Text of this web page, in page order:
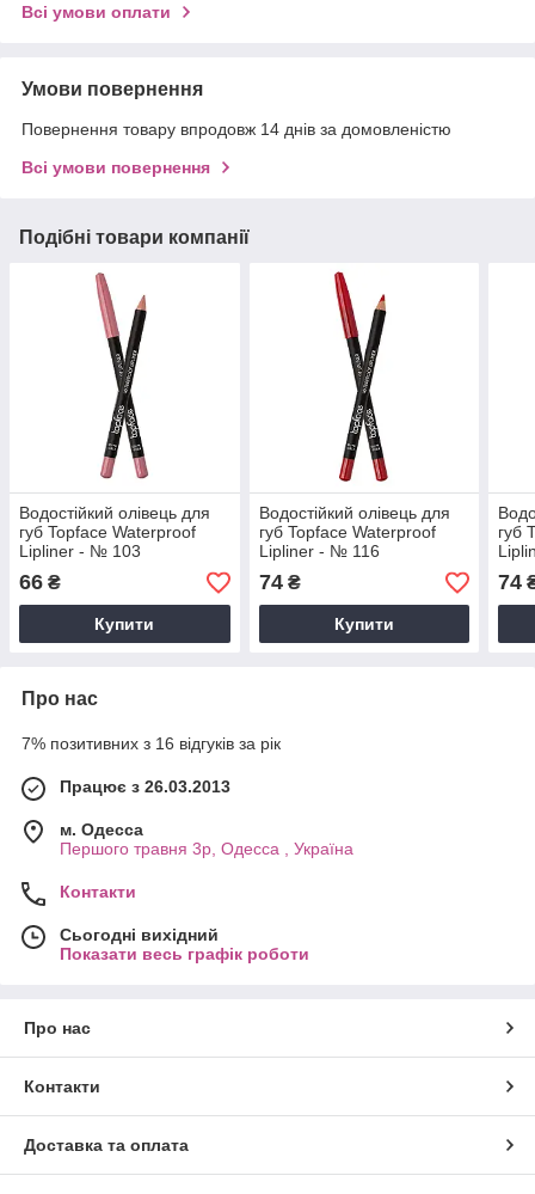
Всі умови оплати
Умови повернення
Повернення товару впродовж 14 днів за домовленістю
Всі умови повернення
Подібні товари компанії
Водостійкий олівець для
губ Topface Waterproof
Lipliner - № 103
66 ₴
Купити
Водостійкий олівець для
губ Topface Waterproof
Lipliner - № 116
74₴
Купити
губ
74
Про нас
7% позитивних з 16 відгуків за рік
Працює з 26.03.2013
м. Одесса
Першого травня 3р, Одесса , Україна
Контакти
Сьогодні вихідний
Показати весь графік роботи
Про нас
Контакти
Доставка та оплата